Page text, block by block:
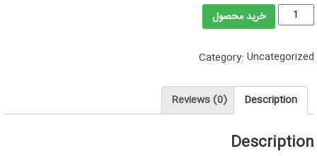
ساعت
شطرنج
مدل
ارسال
رایگان
quantity
خرید محصول
Category: Uncategorized
Description
Reviews (0)
Description